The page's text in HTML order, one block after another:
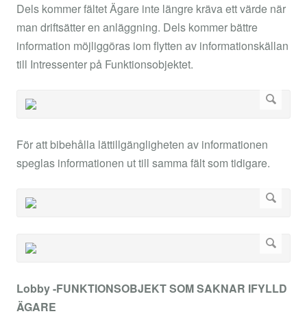
Dels kommer fältet Ägare inte längre kräva ett värde när
man driftsätter en anläggning. Dels kommer bättre
information möjliggöras iom flytten av informationskällan
till Intressenter på Funktionsobjektet.
För att bibehålla lättillgängligheten av informationen
speglas informationen ut till samma fält som tidigare.
Lobby -FUNKTIONSOBJEKT SOM SAKNAR IFYLLD
ÄGARE